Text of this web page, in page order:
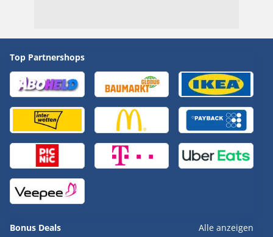
Top Partnershops
Bonus Deals Alle anzeigen